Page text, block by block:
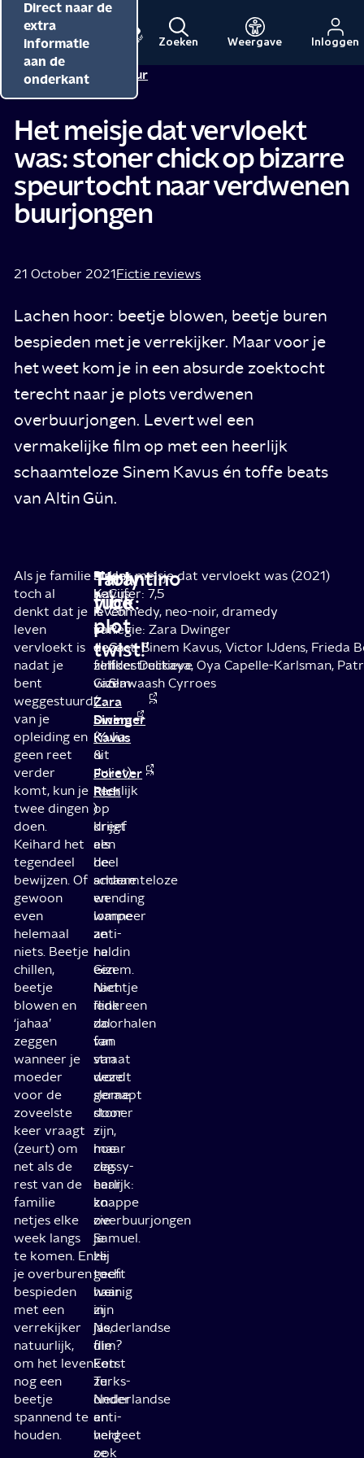
Direct naar de
inhoud
Direct naar de
hoofdnavigatie
Direct naar de
extra
informatie
aan de
onderkant
Menu
Naar
de
NPO
beginpagina
NPO
Cultuur
Zoeken Weergave Inloggen
Redactie NPO Cultuur
Het meisje dat vervloekt
was: stoner chick op bizarre
speurtocht naar verdwenen
buurjongen
21 October 2021Fictie reviews
Lachen hoor: beetje blowen, beetje buren
bespieden met je verrekijker. Maar voor je
het weet kom je in een absurde zoektocht
terecht naar je plots verdwenen
overbuurjongen. Levert wel een
vermakelijke film op met een heerlijk
schaamteloze Sinem Kavus én toffe beats
van Altin Gün.
Als je familie
toch al
denkt dat je
leven
vervloekt is
nadat je
bent
weggestuurd
van je
opleiding en
geen reet
verder
komt, kun je
twee dingen
doen.
Keihard het
tegendeel
bewijzen. Of
gewoon
even
helemaal
niets. Beetje
chillen,
beetje
blowen en
‘jahaa’
zeggen
wanneer je
moeder
voor de
zoveelste
keer vraagt
(zeurt) om
net als de
rest van de
familie
netjes elke
week langs
te komen. En
je overburen
bespieden
met een
verrekijker
natuurlijk,
om het leven
nog een
beetje
spannend te
houden.
'Holy
fuck:
plot
twist!'
Maar
het
leven
van
de
zelfdestructieve
Gizem
(
Sinem
Kavus
uit
Forever
Rich
)
krijgt
een
heel
andere
wending
wanneer
ze
na
een
nachtje
flink
doorhalen
van
straat
wordt
geraapt
door
-
hoe
classy-
haar
knappe
overbuurjongen
Samuel.
Hij
geeft
haar
zijn
jas,
die
kotst
ze
onder
en
vergeet
ze
Tarantino
vibe
Sinem
Kavus
is
in
deze
film
van
Zara
Dwinger
(Yulia
&
Juliet)
heerlijk
op
dreef
als
de
schaamteloze
en
lompe
anti-
heldin
Gizem.
Niet
iedereen
zal
fan
van
deze
slome
stoner
zijn,
maar
zeg
eerlijk:
zo
zie
je
ze
toch
weinig
in
Nederlandse
film?
Een
Turks-
Nederlandse
anti-
held
ook
Het meisje dat vervloekt was (2021)
Cijfer: 7,5
Comedy, neo-noir, dramedy
Regie: Zara Dwinger
Cast: Sinem Kavus, Victor IJdens, Frieda
Ilker Delikaya, Oya Capelle-Karlsman,
Slawaash Cyrroes